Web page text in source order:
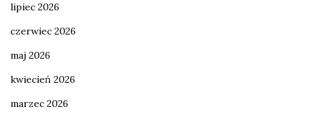
lipiec 2026
czerwiec 2026
maj 2026
kwiecień 2026
marzec 2026